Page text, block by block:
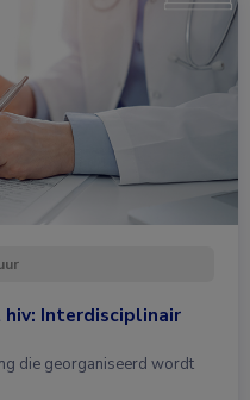
hiv: Interdisciplinair
die georganiseerd wordt